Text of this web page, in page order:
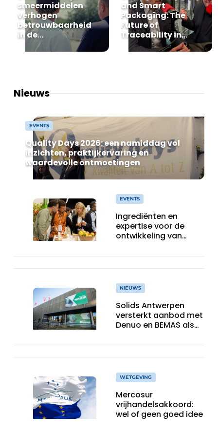
Privacy / Cookie statement
Vacature aanmelden
Vacatures
smeermiddelen
verhogen
betrouwbaarheid
in de
vleesverwerking
and Smart
Packaging: The
Future of
Traceability in
Food
Manufacturing
Nieuws
EVENTS
Quality Days 2026: een namiddag vol
inzichten, praktijkervaring en
waardevolle ontmoetingen
EVENTS
Ingrediënten en
expertise voor de
ontwikkeling van
voeding &
NIEUWS
Solids Antwerpen
versterkt aanbod met
Denuo en BEMAS als
WETGEVING
Mercosur
vrijhandelsakkoord:
wel of geen goed idee